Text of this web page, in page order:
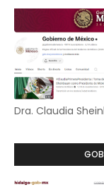
Dra. Claudia